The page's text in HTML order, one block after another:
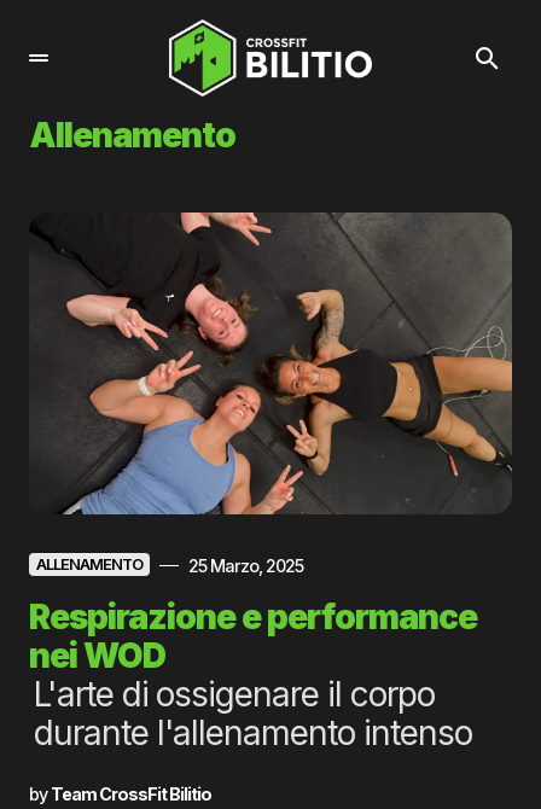
Allenamento
ALLENAMENTO 25 Marzo, 2025
Respirazione e performance
nei WOD
L'arte di ossigenare il corpo
durante l'allenamento intenso
by Team CrossFit Bilitio